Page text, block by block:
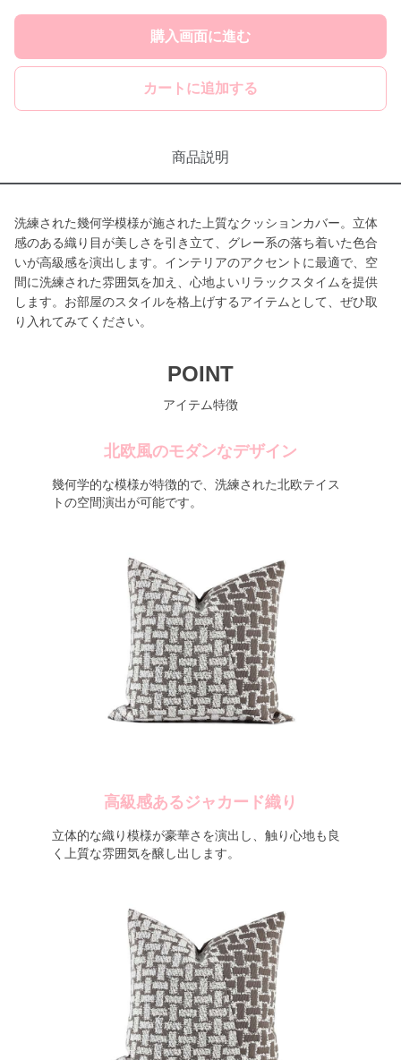
購入画面に進む
カートに追加する
商品説明
洗練された幾何学模様が施された上質なクッションカバー。立体
感のある織り目が美しさを引き立て、グレー系の落ち着いた色合
いが高級感を演出します。インテリアのアクセントに最適で、空
間に洗練された雰囲気を加え、心地よいリラックスタイムを提供
します。お部屋のスタイルを格上げするアイテムとして、ぜひ取
り入れてみてください。
POINT
アイテム特徴
北欧風のモダンなデザイン
幾何学的な模様が特徴的で、洗練された北欧テイス
トの空間演出が可能です。
高級感あるジャカード織り
立体的な織り模様が豪華さを演出し、触り心地も良
く上質な雰囲気を醸し出します。